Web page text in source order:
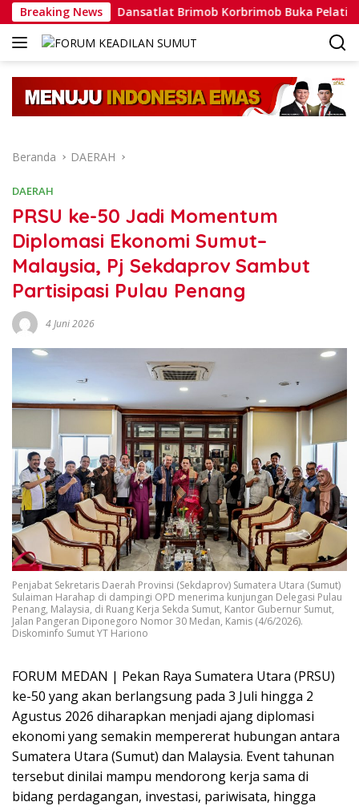
Langsung
ke
konten
Breaking News
Dansatlat Brimob Korbrimob Buka Pelatihan
Beranda DAERAH
DAERAH
PRSU ke-50 Jadi Momentum
Diplomasi Ekonomi Sumut–
Malaysia, Pj Sekdaprov Sambut
Partisipasi Pulau Penang
4 Juni 2026
Penjabat Sekretaris Daerah Provinsi (Sekdaprov) Sumatera Utara (Sumut)
Sulaiman Harahap di dampingi OPD menerima kunjungan Delegasi Pulau
Penang, Malaysia, di Ruang Kerja Sekda Sumut, Kantor Gubernur Sumut,
Jalan Pangeran Diponegoro Nomor 30 Medan, Kamis (4/6/2026).
Diskominfo Sumut YT Hariono
FORUM MEDAN | Pekan Raya Sumatera Utara (PRSU)
ke-50 yang akan berlangsung pada 3 Juli hingga 2
Agustus 2026 diharapkan menjadi ajang diplomasi
ekonomi yang semakin mempererat hubungan antara
Sumatera Utara (Sumut) dan Malaysia. Event tahunan
tersebut dinilai mampu mendorong kerja sama di
bidang perdagangan, investasi, pariwisata, hingga